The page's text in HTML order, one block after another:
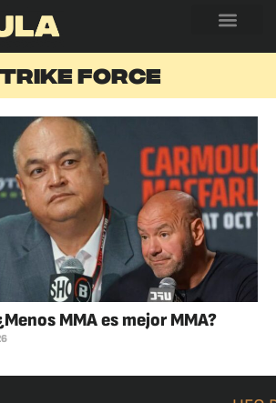
FORCE
MMA es mejor MMA?